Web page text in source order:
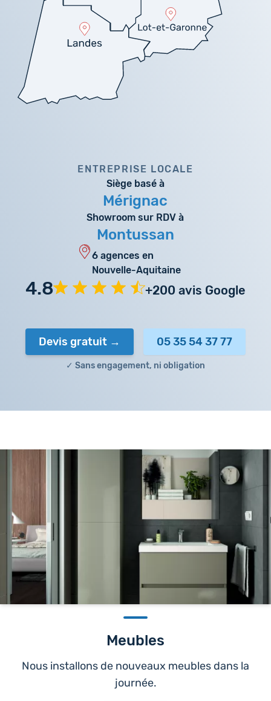
ENTREPRISE LOCALE
Siège basé à
Mérignac
Showroom sur RDV à
Montussan
6 agences en
Nouvelle-Aquitaine
4.8 +200 avis Google
Devis gratuit 05 35 54 37 77
✓ Sans engagement, ni obligation
Meubles
Nous installons de nouveaux meubles dans la
journée.